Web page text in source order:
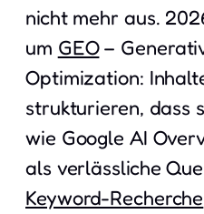
nicht mehr aus.
um GEO–
Optimization:
strukturieren, dass
wie Google AI
als verlässliche
Keyword-Recherche